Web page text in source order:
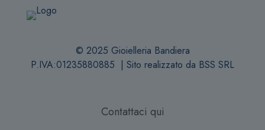
© 2025 Gioielleria Bandiera
P.IVA:01235880885 | Sito realizzato da BSS SRL
Contattaci qui